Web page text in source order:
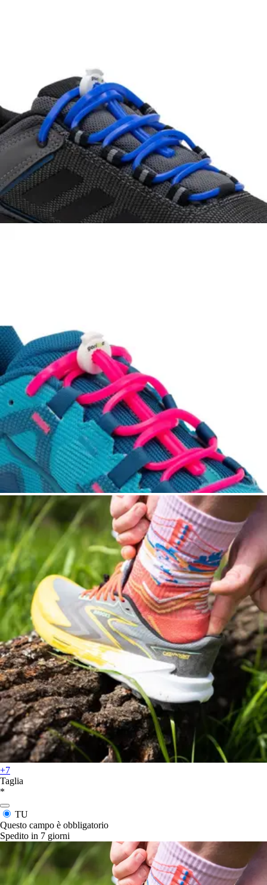
+7
Taglia
*
TU
Questo campo è obbligatorio
Spedito in 7 giorni